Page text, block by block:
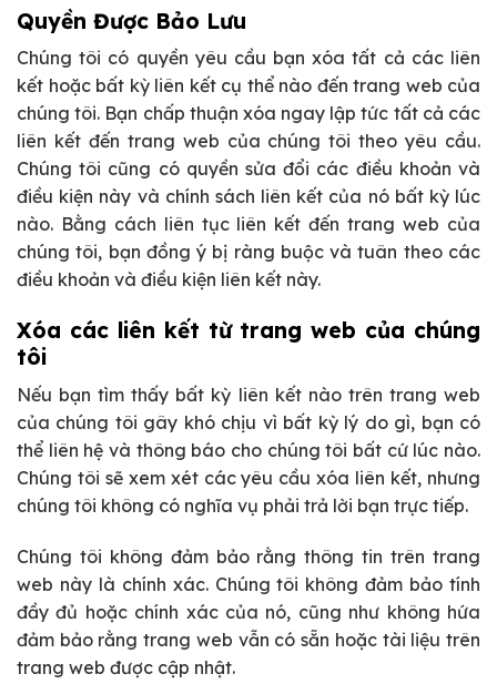
Quyền Được Bảo Lưu
Chúng tôi có quyền yêu cầu bạn xóa tất cả các liên
kết hoặc bất kỳ liên kết cụ thể nào đến trang web của
chúng tôi. Bạn chấp thuận xóa ngay lập tức tất cả các
liên kết đến trang web của chúng tôi theo yêu cầu.
Chúng tôi cũng có quyền sửa đổi các điều khoản và
điều kiện này và chính sách liên kết của nó bất kỳ lúc
nào. Bằng cách liên tục liên kết đến trang web của
chúng tôi, bạn đồng ý bị ràng buộc và tuân theo các
điều khoản và điều kiện liên kết này.
Xóa các liên kết từ trang web của chúng
tôi
Nếu bạn tìm thấy bất kỳ liên kết nào trên trang web
của chúng tôi gây khó chịu vì bất kỳ lý do gì, bạn có
thể liên hệ và thông báo cho chúng tôi bất cứ lúc nào.
Chúng tôi sẽ xem xét các yêu cầu xóa liên kết, nhưng
chúng tôi không có nghĩa vụ phải trả lời bạn trực tiếp.
Chúng tôi không đảm bảo rằng thông tin trên trang
web này là chính xác. Chúng tôi không đảm bảo tính
đầy đủ hoặc chính xác của nó, cũng như không hứa
đảm bảo rằng trang web vẫn có sẵn hoặc tài liệu trên
trang web được cập nhật.